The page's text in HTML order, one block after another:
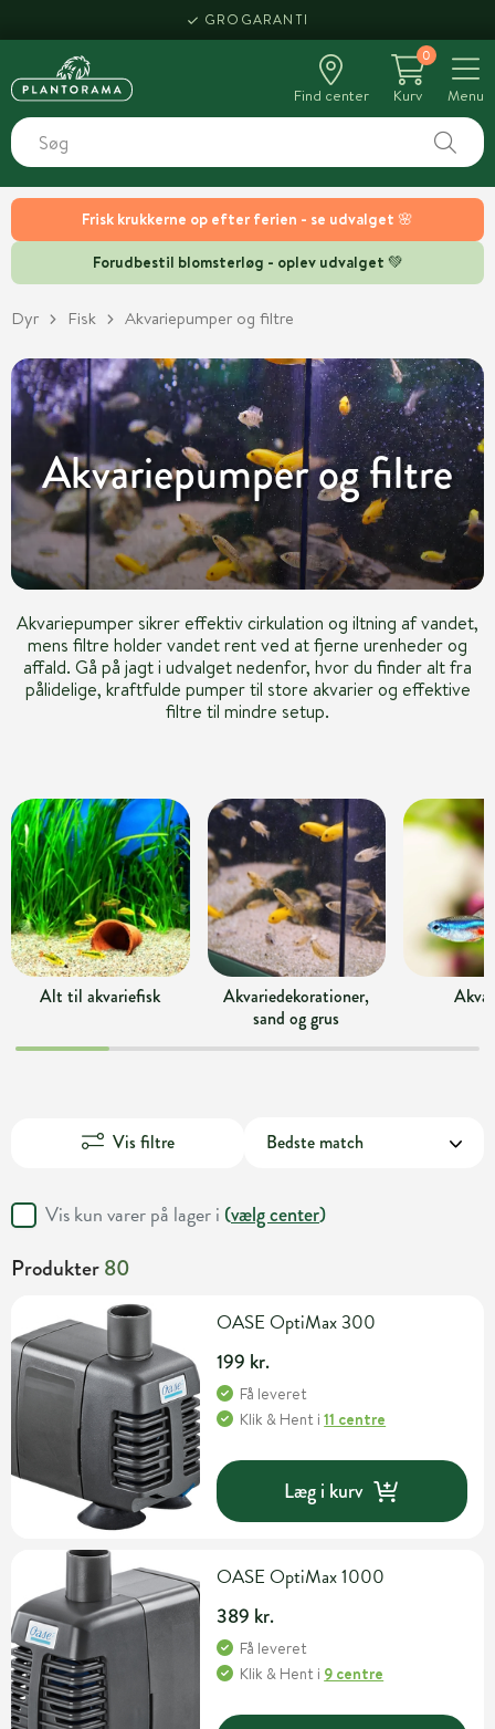
Frisk krukkerne op efter ferien - se udvalget 🌸
Forudbestil blomsterløg - oplev udvalget 💚
HENT SAMME DAG
Find center
0
Kurv
Menu
Dyr Fisk Akvariepumper og filtre
Akvariepumper og filtre
Akvariepumper sikrer effektiv cirkulation og iltning af vandet,
mens filtre holder vandet rent ved at fjerne urenheder og
affald. Gå på jagt i udvalget nedenfor, hvor du finder alt fra
pålidelige, kraftfulde pumper til store akvarier og effektive
filtre til mindre setup.
Alt til akvariefisk
Akvariedekorationer,
sand og grus
Vis filtre
Vis kun varer på lager i (vælg center)
Produkter80
OASE OptiMax 300
199 kr.
Få leveret
Klik & Hent i11 centre
Læg i kurv
OASE OptiMax 1000
389 kr.
Få leveret
Klik & Hent i 9 centre